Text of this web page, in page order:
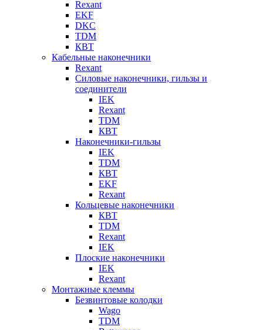
Rexant
EKF
DKC
TDM
КВТ
Кабельные наконечники
Rexant
Силовые наконечники, гильзы и
соединители
IEK
Rexant
TDM
КВТ
Наконечники-гильзы
IEK
TDM
КВТ
EKF
Rexant
Кольцевые наконечники
КВТ
TDM
Rexant
IEK
Плоские наконечники
IEK
Rexant
Монтажные клеммы
Безвинтовые колодки
Wago
TDM